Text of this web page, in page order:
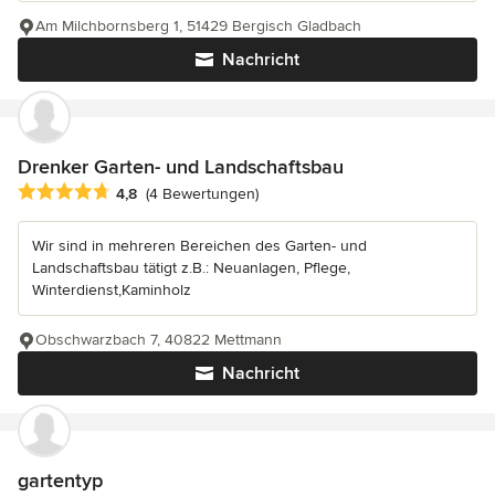
Nachricht
Am Milchbornsberg 1, 51429 Bergisch Gladbach
Drenker Garten- und Landschaftsbau
Durchschnittliche Bewertung: 4.8 von 5 Sternen
4,8 (4 Bewertungen)
Wir sind in mehreren Bereichen des Garten- und
Landschaftsbau tätigt z.B.: Neuanlagen, Pflege,
Winterdienst,Kaminholz
Nachricht
Obschwarzbach 7, 40822 Mettmann
gartentyp